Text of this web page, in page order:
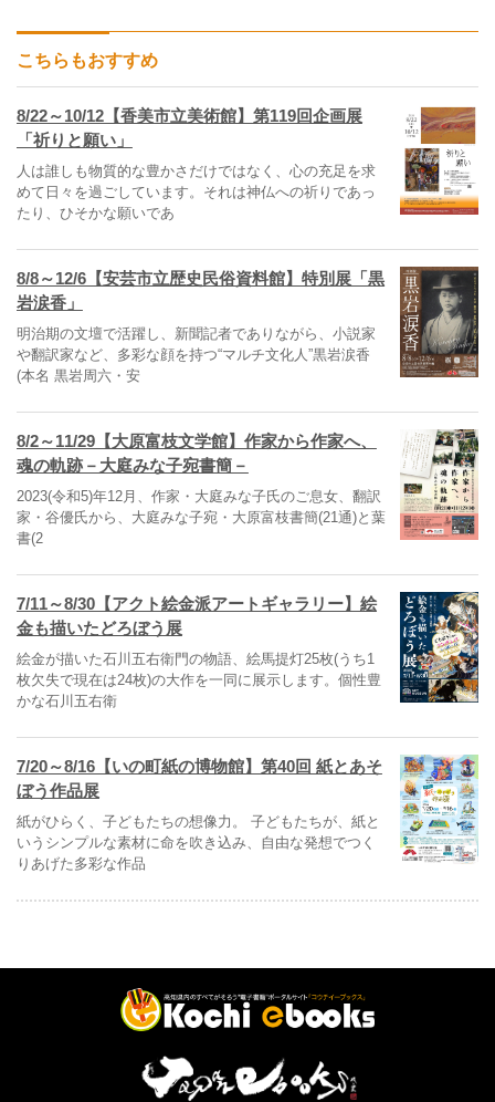
こちらもおすすめ
8/22～10/12【香美市立美術館】第119回企画展
「祈りと願い」
人は誰しも物質的な豊かさだけではなく、心の充足を求
めて日々を過ごしています。それは神仏への祈りであっ
たり、ひそかな願いであ
8/8～12/6【安芸市立歴史民俗資料館】特別展「黒
岩涙香」
明治期の文壇で活躍し、新聞記者でありながら、小説家
や翻訳家など、多彩な顔を持つ“マルチ文化人”黒岩涙香
(本名 黒岩周六・安
8/2～11/29【大原富枝文学館】作家から作家へ、
魂の軌跡－大庭みな子宛書簡－
2023(令和5)年12月、作家・大庭みな子氏のご息女、翻訳
家・谷優氏から、大庭みな子宛・大原富枝書簡(21通)と葉
書(2
7/11～8/30【アクト絵金派アートギャラリー】絵
金も描いたどろぼう展
絵金が描いた石川五右衛門の物語、絵馬提灯25枚(うち1
枚欠失で現在は24枚)の大作を一同に展示します。個性豊
かな石川五右衛
7/20～8/16【いの町紙の博物館】第40回 紙とあそ
ぼう作品展
紙がひらく、子どもたちの想像力。 子どもたちが、紙と
いうシンプルな素材に命を吹き込み、自由な発想でつく
りあげた多彩な作品